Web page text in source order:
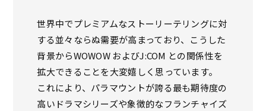
世界中でプレミアムなストーリーテリングに対
する並々ならぬ需要が高まっており、こうした
背景からWOWOW およびJ:COM との関係性を
拡大できることを大変嬉しく思っています。
これにより、パラマウントが誇る最も期待度の
高いドラマシリーズや象徴的なフランチャイズ